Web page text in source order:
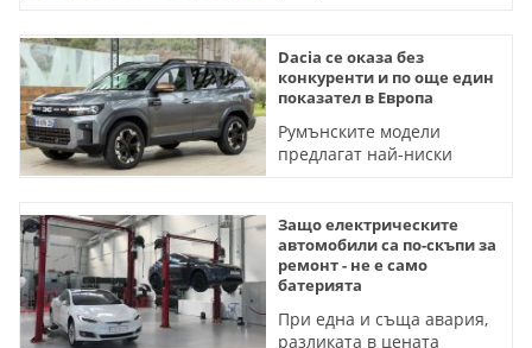
пандемията
Dacia се оказа без
конкуренти и по още един
показател в Европа
Румънските модели
предлагат най-ниски
Защо електрическите
автомобили са по-скъпи за
ремонт - не е само
батерията
При една и съща авария,
разликата в цената